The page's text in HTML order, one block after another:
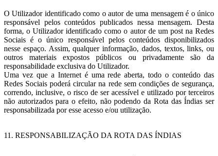
O Utilizador identificado como o autor de uma mensagem é o único
responsável pelos conteúdos publicados nessa mensagem. Desta
forma, o Utilizador identificado como o autor de um post na Redes
Sociais é o único responsável pelos conteúdos disponibilizados
nesse espaço. Assim, qualquer informação, dados, textos, links, ou
outros materiais expostos públicos ou privadamente são da
responsabilidade exclusiva do Utilizador.
Uma vez que a Internet é uma rede aberta, todo o conteúdo das
Redes Sociais poderá circular na rede sem condições de segurança,
correndo, inclusive, o risco de ser acessível e utilizado por terceiros
não autorizados para o efeito, não podendo da Rota das Índias ser
responsabilizada por esse acesso e/ou utilização.
11. RESPONSABILIZAÇÃO DA ROTA DAS ÍNDIAS